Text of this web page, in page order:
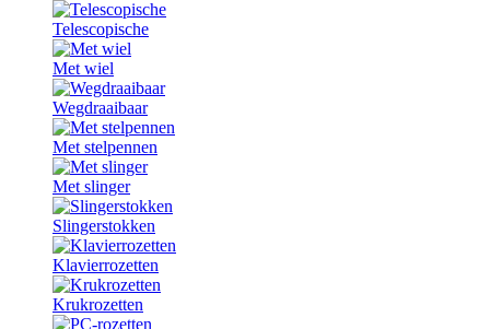
Telescopische
Met wiel
Wegdraaibaar
Met stelpennen
Met slinger
Slingerstokken
Klavierrozetten
Krukrozetten